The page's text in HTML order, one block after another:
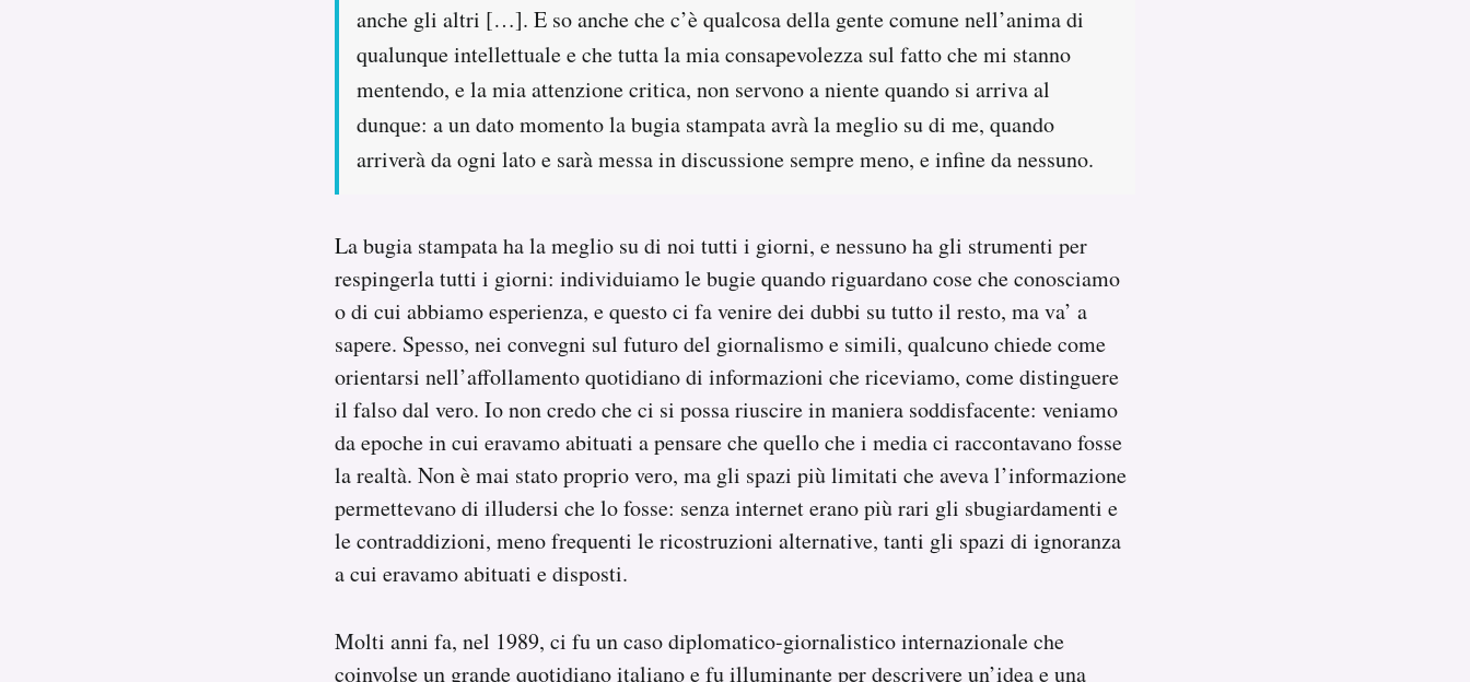
anche gli altri […]. E so anche che c’è qualcosa della gente comune nell’anima di
qualunque intellettuale e che tutta la mia consapevolezza sul fatto che mi stanno
mentendo, e la mia attenzione critica, non servono a niente quando si arriva al
dunque: a un dato momento la bugia stampata avrà la meglio su di me, quando
arriverà da ogni lato e sarà messa in discussione sempre meno, e infine da nessuno.
La bugia stampata ha la meglio su di noi tutti i giorni, e nessuno ha gli strumenti per
respingerla tutti i giorni: individuiamo le bugie quando riguardano cose che conosciamo
o di cui abbiamo esperienza, e questo ci fa venire dei dubbi su tutto il resto, ma va’ a
sapere. Spesso, nei convegni sul futuro del giornalismo e simili, qualcuno chiede come
orientarsi nell’affollamento quotidiano di informazioni che riceviamo, come distinguere
il falso dal vero. Io non credo che ci si possa riuscire in maniera soddisfacente: veniamo
da epoche in cui eravamo abituati a pensare che quello che i media ci raccontavano fosse
la realtà. Non è mai stato proprio vero, ma gli spazi più limitati che aveva l’informazione
permettevano di illudersi che lo fosse: senza internet erano più rari gli sbugiardamenti e
le contraddizioni, meno frequenti le ricostruzioni alternative, tanti gli spazi di ignoranza
a cui eravamo abituati e disposti.
Molti anni fa, nel 1989, ci fu un caso diplomatico-giornalistico internazionale che
coinvolse un grande quotidiano italiano e fu illuminante per descrivere un’idea e una